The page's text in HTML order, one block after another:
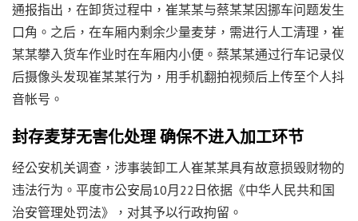
通报指出，在卸货过程中，崔某某与蔡某某因挪车问题发生
口角。之后，在车厢内剩余少量麦芽，需进行人工清理，崔
某某攀入货车作业时在车厢内小便。蔡某某通过行车记录仪
后摄像头发现崔某某行为，用手机翻拍视频后上传至个人抖
音帐号。
封存麦芽无害化处理 确保不进入加工环节
经公安机关调查，涉事装卸工人崔某某具有故意损毁财物的
违法行为。平度市公安局10月22日依据《中华人民共和国
治安管理处罚法》，对其予以行政拘留。